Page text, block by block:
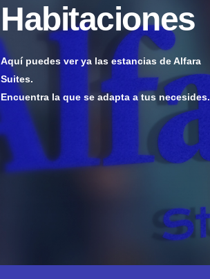
Habitaciones
Aquí puedes verya las estancias de Alfara
Suites.
Encuentra la que se adapta a tus necesides.